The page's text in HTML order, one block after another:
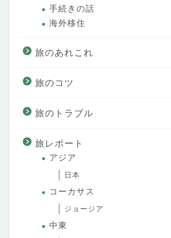
手続きの話
海外移住
旅のあれこれ
旅のコツ
旅のトラブル
旅レポート
アジア
日本
コーカサス
ジョージア
中東